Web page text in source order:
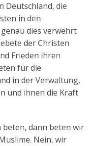
Deutschland, die
in den
dies verwehrt
der Christen
Frieden ihren
für die
in der Verwaltung,
und ihnen die Kraft
beten, dann beten wir
Nein, wir